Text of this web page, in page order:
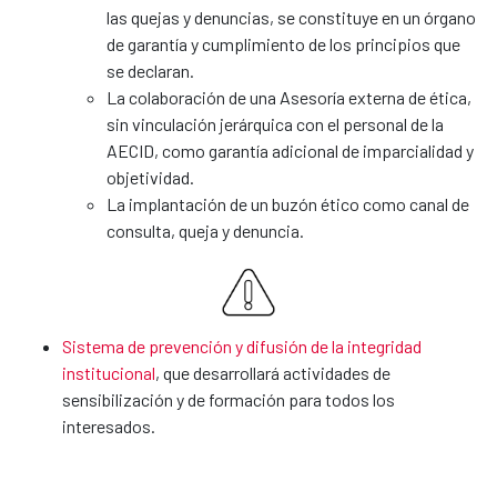
las quejas y denuncias, se constituye en un órgano
de garantía y cumplimiento de los principios que
se declaran.
La colaboración de una Asesoría externa de ética,
sin vinculación jerárquica con el personal de la
AECID, como garantía adicional de imparcialidad y
objetividad.
La implantación de un buzón ético como canal de
consulta, queja y denuncia.
Sistema de prevención y difusión de la integridad
institucional, que desarrollará actividades de
sensibilización y de formación para todos los
interesados.